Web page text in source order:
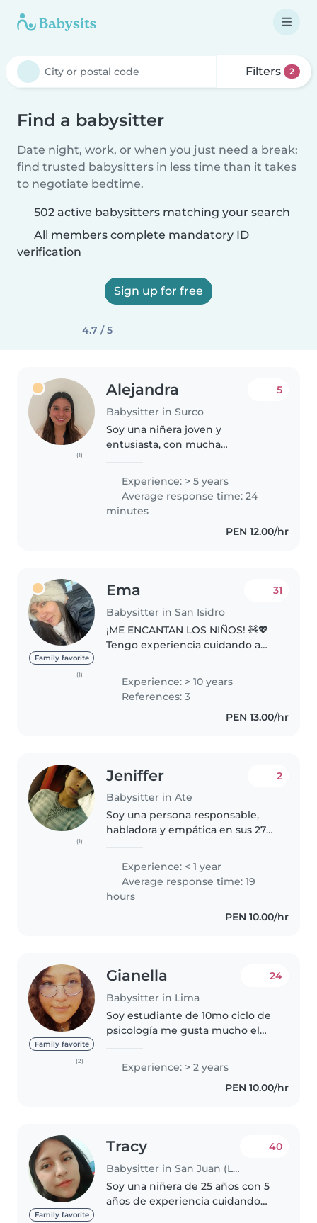
Filters 2
Find a babysitter
Date night, work, or when you just need a break:
find trusted babysitters in less time than it takes
to negotiate bedtime.
502 active babysitters matching your search
All members complete mandatory ID
verification
Sign up for free
4.7 / 5
(1)
Alejandra
Babysitter in Surco
5
Soy una niñera joven y
entusiasta, con mucha
todas las edades, tengo un
hermano menor que siempre he
cuidado de él y también estoy
rodeada de mis primos..
Experience: > 5 years
Average response time: 24
minutes
PEN 12.00/hr
Family favorite
(1)
Ema
Babysitter in San Isidro
31
¡ME ENCANTAN LOS NIÑOS! 🧸💖
Tengo experiencia cuidando a
hogares, en departamentos y en
un centro de estimulación
Experience: > 10 years
References: 3
PEN 13.00/hr
(1)
Jeniffer
Babysitter in Ate
2
Soy una persona responsable,
habladora y empática en sus 27
cuidar niños en edad preescolar.
Me encanta leerles cuentos,
hacer manualidades y jugar.
Experience: < 1 year
Average response time: 19
hours
PEN 10.00/hr
Family favorite
(2)
Gianella
Babysitter in Lima
24
Soy estudiante de 10mo ciclo de
psicología me gusta mucho el
los niños me especializare en
psicológia educativa. Soy muy
responsable por el momento..
Experience: > 2 years
PEN 10.00/hr
Family favorite
Tracy
Babysitter in San Juan (Lima)
40
Soy una niñera de 25 años con 5
años de experiencia cuidando